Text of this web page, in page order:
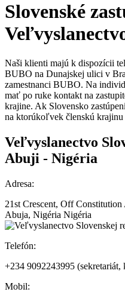
Slovenské
Naši klienti majú k dispozícii
BUBO na Dunajskej ulici v
zamestnanci BUBO. Na
mať po ruke kontakt na
krajine. Ak Slovensko
na ktorúkoľvek členskú krajinu
Veľvyslanectvo
Abuji - Nigéria
Adresa:
21st Crescent, Off
Abuja, Nigéria Nigéria
Telefón:
+234 9092243995 (sekretariát,
Mobil: